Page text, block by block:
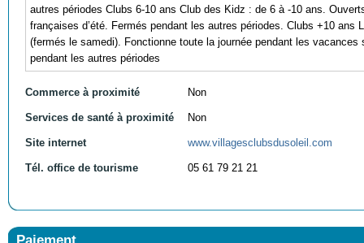
autres périodes Clubs 6-10 ans Club des Kidz : de 6 à -10 ans.
françaises d’été. Fermés pendant les autres périodes. Clubs +10
(fermés le samedi). Fonctionne toute la journée pendant les
pendant les autres périodes
Commerce à proximité Non
Services de santé à proximité Non
Site internet www.villagesclubsdusoleil.com
Tél. office de tourisme 05 61 79 21 21
Paiement